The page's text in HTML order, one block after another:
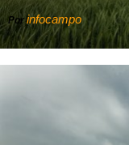
Porinfocampo